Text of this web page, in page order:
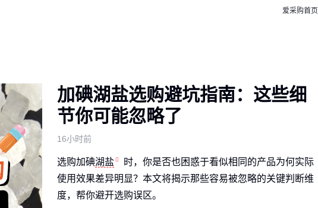
爱采购首页
加碘湖盐选购避坑指南：这些细
节你可能忽略了
16小时前
选购加碘湖盐
时，你是否也困惑于看似相同的产品为何实际
使用效果差异明显？本文将揭示那些容易被忽略的关键判断维
度，帮你避开选购误区。